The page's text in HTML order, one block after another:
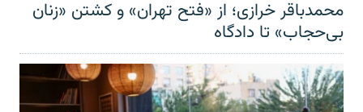
محمدباقر خرازی؛ از «فتح تهران» و کشتن «زنان
بی‌حجاب» تا دادگاه